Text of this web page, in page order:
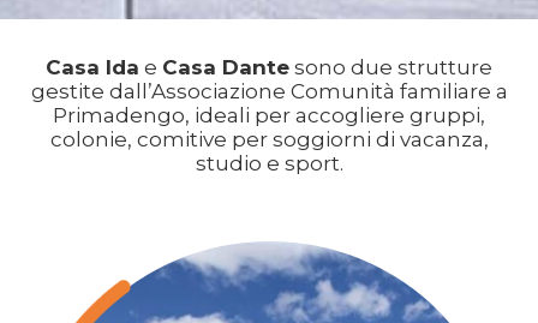
Casa Ida e Casa Dante sono due strutture
gestite dall’Associazione Comunità familiare a
Primadengo, ideali per accogliere gruppi,
colonie, comitive per soggiorni di vacanza,
studio e sport.